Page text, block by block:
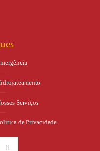
Serviços
de Privacidade